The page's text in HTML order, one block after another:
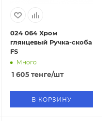
024 064 Хром
глянцевый Ручка-скоба
FS
Много
1 605 тенге/шт
В КОРЗИНУ